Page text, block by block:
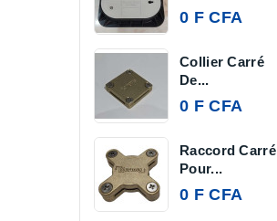
0 F CFA
Collier Carré
De...
0 F CFA
Raccord Carré
Pour...
0 F CFA